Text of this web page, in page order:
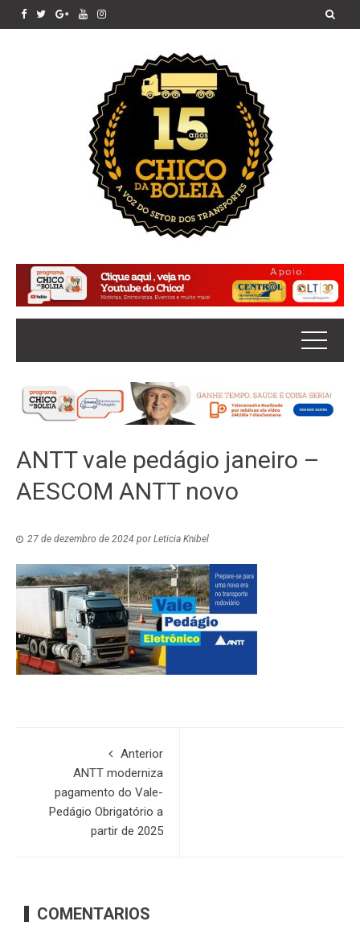
ANTT vale pedágio janeiro –
AESCOM ANTT novo
27 de dezembro de 2024 porLeticia Knibel
Anterior
ANTT moderniza
pagamento do Vale-
Pedágio Obrigatório a
partir de 2025
COMENTARIOS